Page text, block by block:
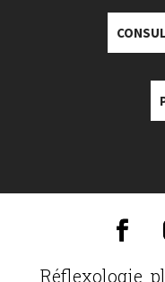
Réflexologie